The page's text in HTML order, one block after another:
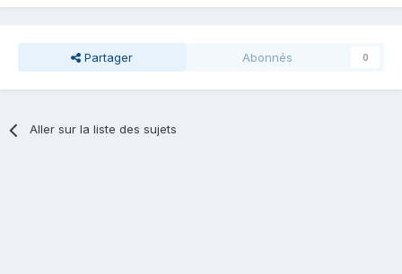
Partager Abonnés 0
Aller sur la liste des sujets